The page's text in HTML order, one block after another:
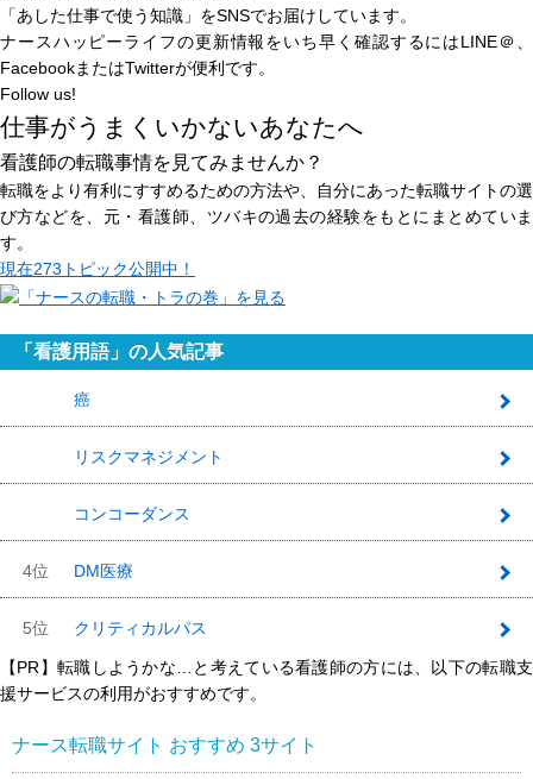
「あした仕事で使う知識」 をSNSでお届けしています。
ナースハッピーライフの更新情報をいち早く確認するにはLINE＠、
FacebookまたはTwitterが便利です。
Follow us!
仕事がうまくいかないあなたへ
看護師の転職事情を見てみませんか？
転職をより有利にすすめるための方法や、自分にあった転職サイトの選
び方などを、元・看護師、ツバキの過去の経験をもとにまとめていま
す。
現在273トピック公開中！
「看護用語」の人気記事
癌
リスクマネジメント
コンコーダンス
4位 DM医療
5位 クリティカルパス
【PR】転職しようかな…と考えている看護師の方には、以下の転職支
援サービスの利用がおすすめです。
ナース転職サイト おすすめ 3サイト